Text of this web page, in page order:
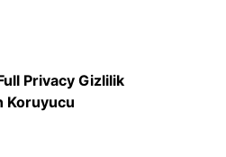
Privacy Gizlilik
Koruyucu